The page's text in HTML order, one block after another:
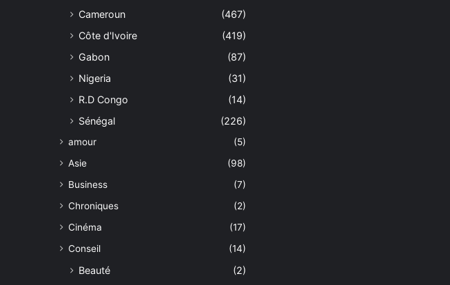
Cameroun
(467)
Côte d'Ivoire
(419)
Gabon
(87)
Nigeria
(31)
R.D Congo
(14)
Sénégal
(226)
amour
(5)
Asie
(98)
Business
(7)
Chroniques
(2)
Cinéma
(17)
Conseil
(14)
Beauté
(2)